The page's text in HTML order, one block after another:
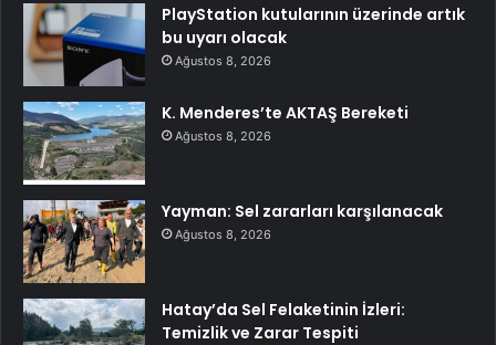
PlayStation kutularının üzerinde artık
bu uyarı olacak
Ağustos 8, 2026
K. Menderes’te AKTAŞ Bereketi
Ağustos 8, 2026
Yayman: Sel zararları karşılanacak
Ağustos 8, 2026
Hatay’da Sel Felaketinin İzleri:
Temizlik ve Zarar Tespiti